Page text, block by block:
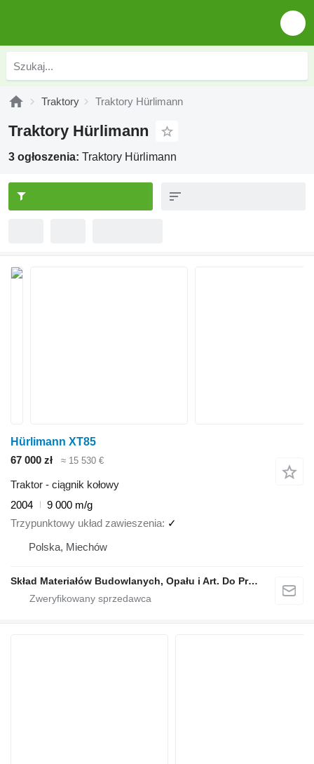
Traktory Traktory Hürlimann
Traktory Hürlimann
3 ogłoszenia: Traktory Hürlimann
Hürlimann XT85
67 000 zł
≈ 15 530 €
Traktor - ciągnik kołowy
2004
9 000 m/g
Trzypunktowy układ zawieszenia ✓
Polska, Miechów
Skład Materiałów Budowlanych, Opału i Art. Do Produkcji Rolnej, Stanisław Dróżdż